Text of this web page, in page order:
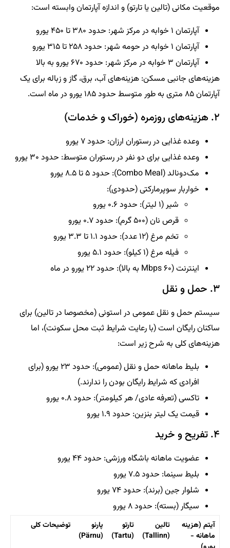
موقعیت مکانی (تالین یا تارتو) و اندازه آپارتمان وابسته است:
آپارتمان ۱ خوابه در مرکز شهر: حدود ۳۸۰ تا ۴۵۰ یورو
آپارتمان ۱ خوابه در حومه شهر: حدود ۲۵۸ تا ۳۱۵ یورو
آپارتمان ۳ خوابه در مرکز شهر: حدود ۶۷۰ یورو به بالا
هزینه‌های جانبی مسکن: هزینه‌های آب، برق، گاز و زباله برای یک
آپارتمان ۸۵ متری به طور متوسط حدود ۱۸۵ یورو در ماه است.
۲. هزینه‌های روزمره (خوراک و خدمات)
وعده غذایی در رستوران ارزان: حدود ۷ یورو
وعده غذایی برای دو نفر در رستوران متوسط: حدود ۳۰ یورو
مک‌دونالد (Combo Meal): حدود ۵ تا ۸.۵ یورو
خواربار سوپرمارکتی (حدودی):
شیر (۱ لیتر): حدود ۰.۶ یورو
قرص نان (۵۰۰ گرم): حدود ۰.۷ یورو
تخم مرغ (۱۲ عدد): حدود ۱.۱ تا ۳.۳ یورو
فیله مرغ (۱ کیلو): حدود ۵.۱ یورو
اینترنت (۶۰ Mbps به بالا): حدود ۲۲ یورو در ماه
۳. حمل و نقل
سیستم حمل و نقل عمومی در استونی (مخصوصا در تالین) برای
ساکنان رایگان است (با رعایت شرایط ثبت محل سکونت)، اما
هزینه‌های کلی به شرح زیر است:
بلیط ماهانه حمل و نقل (عمومی): حدود ۲۳ یورو (برای
افرادی که شرایط رایگان بودن را ندارند.)
تاکسی (تعرفه عادی/ هر کیلومتر): حدود ۰.۸ یورو
قیمت یک لیتر بنزین: حدود ۱.۹ یورو
۴. تفریح و خرید
عضویت ماهانه باشگاه ورزشی: حدود ۴۴ یورو
بلیط سینما: حدود ۷.۵ یورو
شلوار جین (برند): حدود ۷۴ یورو
سیگار (بسته): حدود ۸ یورو
آیتم (هزینه
ماهانه -
تالین
(Tallinn)
تارتو
(Tartu)
پارنو
(Pärnu)
توضیحات کلی